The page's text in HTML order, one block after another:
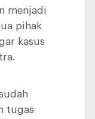
menjadi
pihak
kasus
tugas